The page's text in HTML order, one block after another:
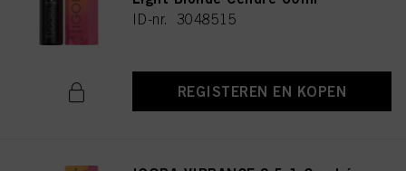
ID-nr. 3048515
REGISTEREN EN KOPEN